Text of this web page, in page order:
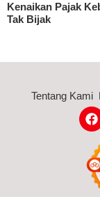
Kenaikan Pajak
Tak Bijak
Tentang Kami